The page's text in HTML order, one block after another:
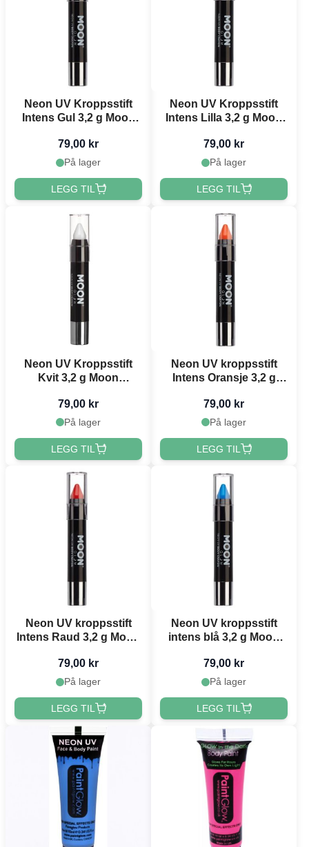
Neon UV Kroppsstift
Intens Gul 3,2 g Moon
79,00 kr
På lager
LEGG TIL
Neon UV Kroppsstift
Intens Lilla 3,2 g Moon
79,00 kr
På lager
LEGG TIL
Neon UV Kroppsstift
Kvit 3,2 g Moon
79,00 kr
På lager
LEGG TIL
Neon UV kroppsstift
Intens Oransje 3,2 g
79,00 kr
På lager
LEGG TIL
Neon UV kroppsstift
Intens Raud 3,2 g Moon
79,00 kr
På lager
LEGG TIL
Neon UV kroppsstift
intens blå 3,2 g Moon
79,00 kr
På lager
LEGG TIL